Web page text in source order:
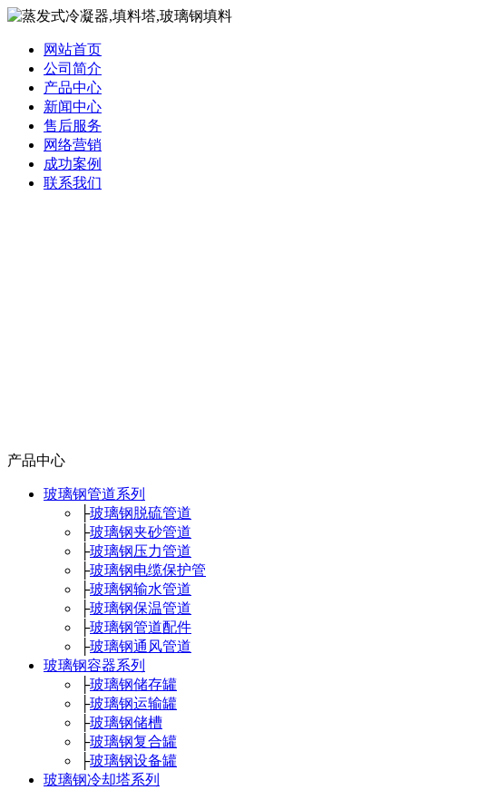
网站首页
公司简介
产品中心
新闻中心
售后服务
网络营销
成功案例
联系我们
产品中心
玻璃钢管道系列
├玻璃钢脱硫管道
├玻璃钢夹砂管道
├玻璃钢压力管道
├玻璃钢电缆保护管
├玻璃钢输水管道
├玻璃钢保温管道
├玻璃钢管道配件
├玻璃钢通风管道
玻璃钢容器系列
├玻璃钢储存罐
├玻璃钢运输罐
├玻璃钢储槽
├玻璃钢复合罐
├玻璃钢设备罐
玻璃钢冷却塔系列